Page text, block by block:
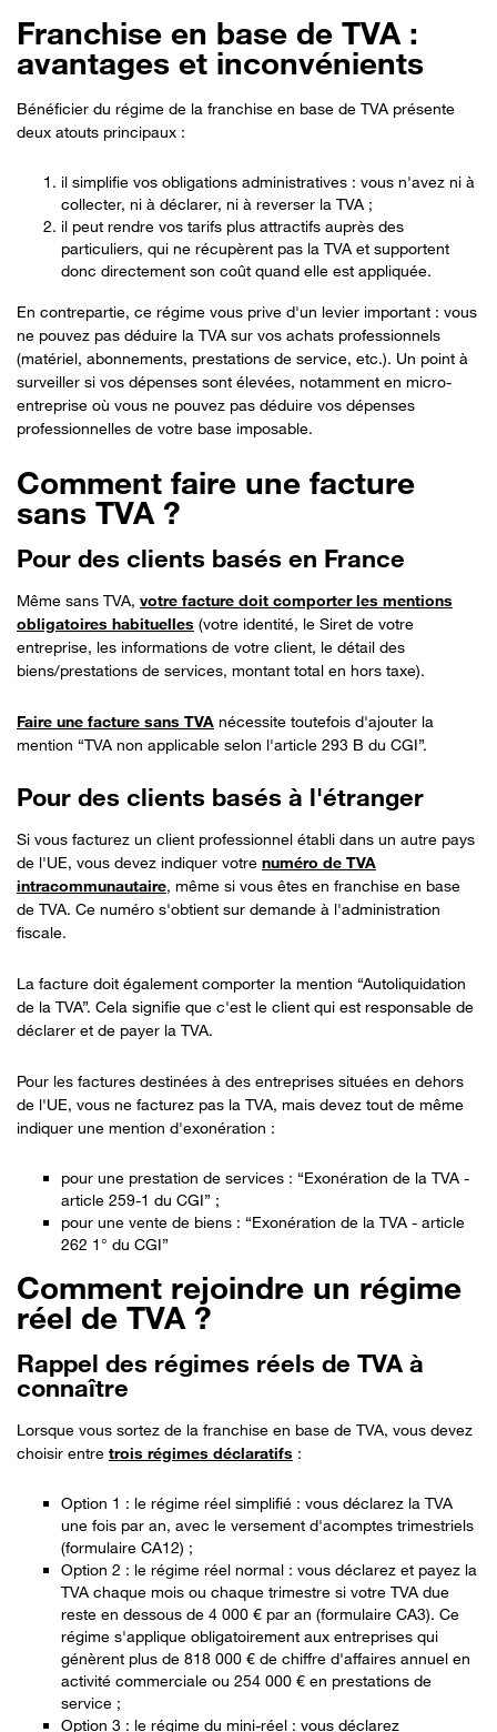
Bon à savoir
Franchise en base de TVA :
avantages et inconvénients
Bénéficier du régime de la franchise en base de TVA présente
deux atouts principaux :
il simplifie vos obligations administratives : vous n'avez ni à
collecter, ni à déclarer, ni à reverser la TVA ;
il peut rendre vos tarifs plus attractifs auprès des
particuliers, qui ne récupèrent pas la TVA et supportent
donc directement son coût quand elle est appliquée.
En contrepartie, ce régime vous prive d'un levier important : vous
ne pouvez pas déduire la TVA sur vos achats professionnels
(matériel, abonnements, prestations de service, etc.). Un point à
surveiller si vos dépenses sont élevées, notamment en micro-
entreprise où vous ne pouvez pas déduire vos dépenses
professionnelles de votre base imposable.
Comment faire une facture
sans TVA ?
Pour des clients basés en France
Même sans TVA, votre facture doit comporter les mentions
obligatoires habituelles (votre identité, le Siret de votre
entreprise, les informations de votre client, le détail des
biens/prestations de services, montant total en hors taxe).
Faire une facture sans TVA nécessite toutefois d'ajouter la
mention “TVA non applicable selon l'article 293 B du CGI”.
Pour des clients basés à l'étranger
Si vous facturez un client professionnel établi dans un autre pays
de l'UE, vous devez indiquer votre numéro de TVA
intracommunautaire, même si vous êtes en franchise en base
de TVA. Ce numéro s'obtient sur demande à l'administration
fiscale.
La facture doit également comporter la mention “Autoliquidation
de la TVA”. Cela signifie que c'est le client qui est responsable de
déclarer et de payer la TVA.
Pour les factures destinées à des entreprises situées en dehors
de l'UE, vous ne facturez pas la TVA, mais devez tout de même
indiquer une mention d'exonération :
pour une prestation de services : “Exonération de la TVA -
article 259-1 du CGI” ;
pour une vente de biens : “Exonération de la TVA - article
262 1° du CGI”
Comment rejoindre un régime
réel de TVA ?
Rappel des régimes réels de TVA à
connaître
Lorsque vous sortez de la franchise en base de TVA, vous devez
choisir entre trois régimes déclaratifs :
Option 1 : le régime réel simplifié : vous déclarez la TVA
une fois par an, avec le versement d'acomptes trimestriels
(formulaire CA12) ;
Option 2 : le régime réel normal : vous déclarez et payez la
TVA chaque mois ou chaque trimestre si votre TVA due
reste en dessous de 4 000 € par an (formulaire CA3). Ce
régime s'applique obligatoirement aux entreprises qui
génèrent plus de 818 000 € de chiffre d'affaires annuel en
activité commerciale ou 254 000 € en prestations de
service ;
Option 3 : le régime du mini-réel : vous déclarez